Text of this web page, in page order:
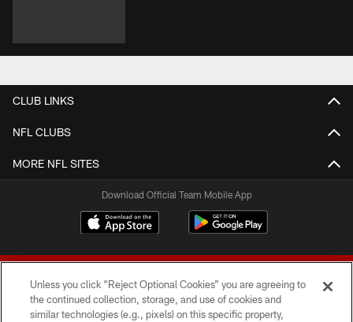
CLUB LINKS
NFL CLUBS
MORE NFL SITES
Download Official Team Mobile App
Unless you click “Reject Optional Cookies” you are agreeing to
the continued collection, storage, and use of cookies and
similar technologies (e.g., pixels) on this specific property,